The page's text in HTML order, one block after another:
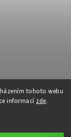
tohoto webu
informací zde.